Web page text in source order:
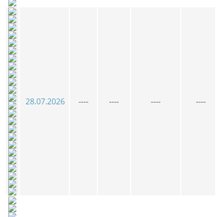
28.07.2026 ---- ---- ---- ----